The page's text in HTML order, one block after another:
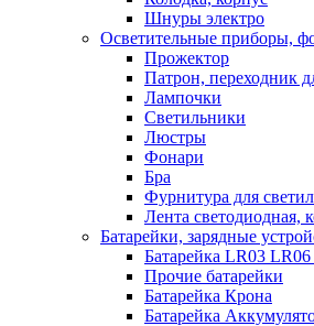
Шнуры электро
Осветительные приборы,
Прожектор
Патрон, переходник
Лампочки
Светильники
Люстры
Фонари
Бра
Фурнитура для
Лента светодиодная,
Батарейки, зарядные
Батарейка LR03
Прочие батарейки
Батарейка Крона
Батарейка